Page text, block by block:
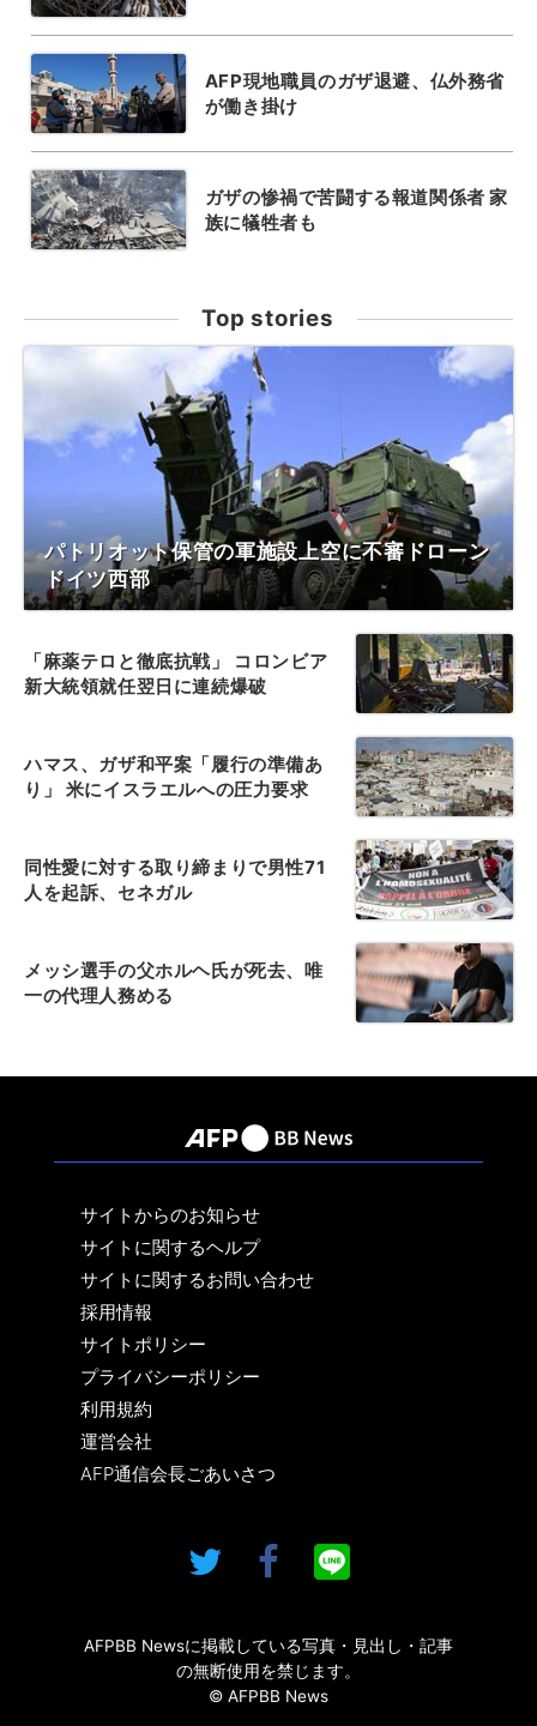
AFP現地職員のガザ退避、仏外務省
が働き掛け
ガザの惨禍で苦闘する報道関係者 家
族に犠牲者も
Top stories
パトリオット保管の軍施設上空に不審ドローン
ドイツ西部
「麻薬テロと徹底抗戦」 コロンビア
新大統領就任翌日に連続爆破
ハマス、ガザ和平案「履行の準備あ
り」 米にイスラエルへの圧力要求
同性愛に対する取り締まりで男性71
人を起訴、セネガル
メッシ選手の父ホルヘ氏が死去、唯
一の代理人務める
サイトからのお知らせ
サイトに関するヘルプ
サイトに関するお問い合わせ
採用情報
サイトポリシー
プライバシーポリシー
利用規約
運営会社
AFP通信会長ごあいさつ
AFPBB Newsに掲載している写真・見出し・記事
の無断使用を禁じます。
© AFPBB News